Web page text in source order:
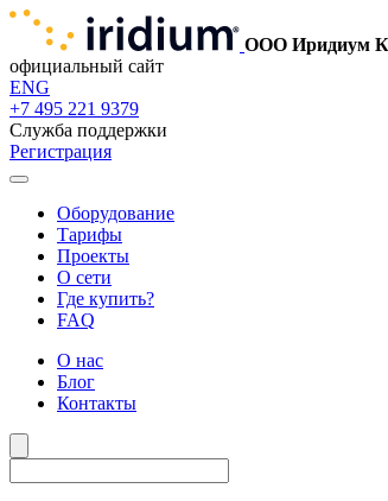
ООО Иридиум
официальный сайт
ENG
+7 495 221 9379
Служба поддержки
Регистрация
Оборудование
Тарифы
Проекты
О сети
Где купить?
FAQ
О нас
Блог
Контакты